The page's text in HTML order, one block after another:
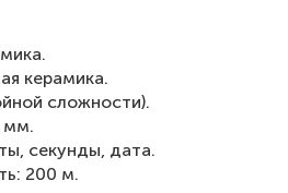
керамика.
сложности).
мм.
секунды, дата.
200 м.